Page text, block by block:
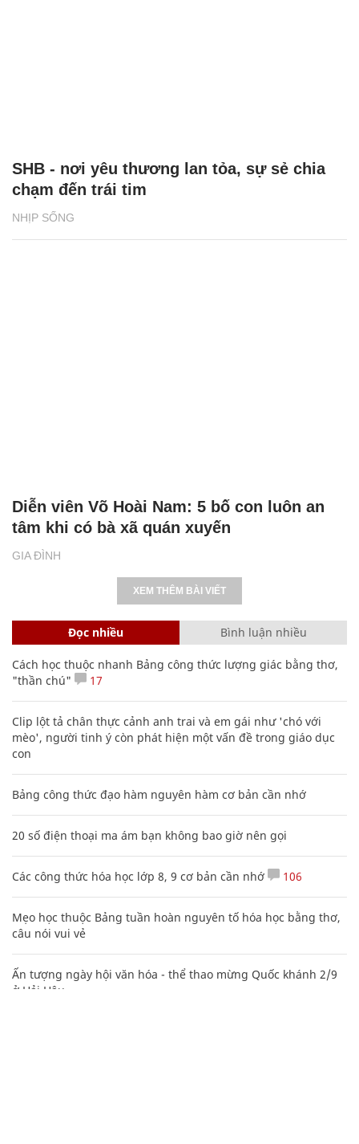
NHỊP SỐNG
SHB - nơi yêu thương lan tỏa, sự sẻ chia
chạm đến trái tim
GIA ĐÌNH
Diễn viên Võ Hoài Nam: 5 bố con luôn an
tâm khi có bà xã quán xuyến
XEM THÊM BÀI VIẾT
Đọc nhiều Bình luận nhiều
Cách học thuộc nhanh Bảng công thức lượng giác bằng thơ,
"thần chú"
17
Clip lột tả chân thực cảnh anh trai và em gái như 'chó với
mèo', người tinh ý còn phát hiện một vấn đề trong giáo dục
con
Bảng công thức đạo hàm nguyên hàm cơ bản cần nhớ
20 số điện thoại ma ám bạn không bao giờ nên gọi
Các công thức hóa học lớp 8, 9 cơ bản cần nhớ 106
Mẹo học thuộc Bảng tuần hoàn nguyên tố hóa học bằng thơ,
câu nói vui vẻ
Ấn tượng ngày hội văn hóa - thể thao mừng Quốc khánh 2/9
ở Hải Hậu